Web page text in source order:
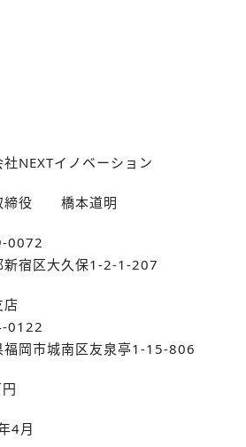
NEXTイノベーション
締役 橋本道明
0072
新宿区大久保1-2-1-207
店
0122
福岡市城南区友泉亭1-15-806
4月